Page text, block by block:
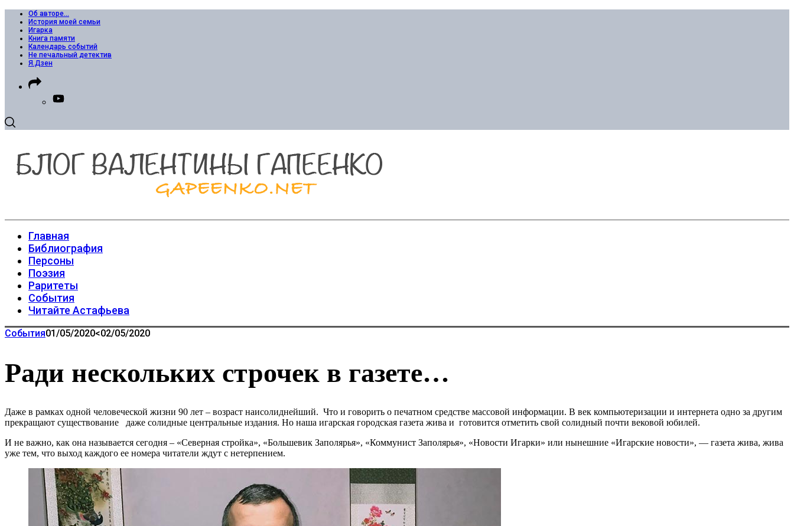
Об авторе…
История моей семьи
Игарка
Книга памяти
Календарь событий
Не печальный детектив
Я.Дзен
Главная
Библиография
Персоны
Поэзия
Раритеты
События
Читайте Астафьева
События01/05/2020<02/05/2020
Ради нескольких строчек в газете…
Даже в рамках одной человеческой жизни 90 лет – возраст наисолиднейший. Что и говорить о печатном средстве массовой информации. В век компьютеризации и интернета одно за другим
прекращают существование даже солидные центральные издания. Но наша игарская городская газета жива и готовится отметить свой солидный почти вековой юбилей.
И не важно, как она называется сегодня – «Северная стройка», «Большевик Заполярья», «Коммунист Заполярья», «Новости Игарки» или нынешние «Игарские новости», — газета жива, жива
уже тем, что выход каждого ее номера читатели ждут с нетерпением.